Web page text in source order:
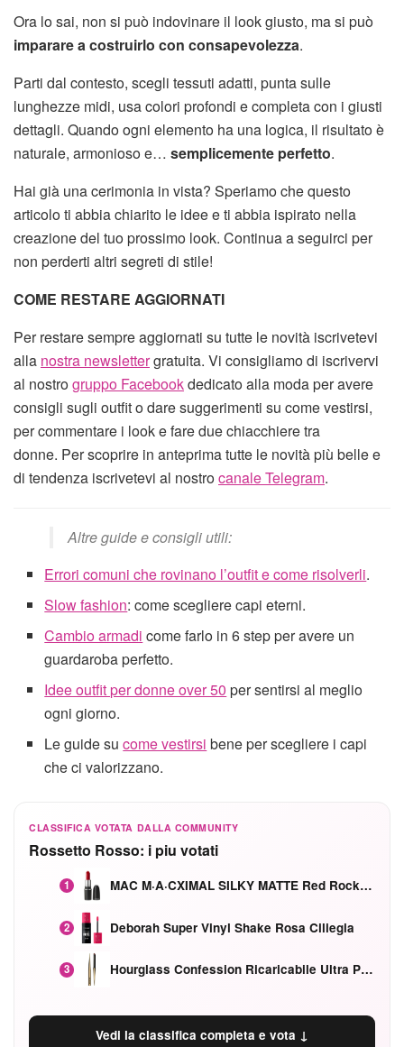
Ora lo sai, non si può indovinare il look giusto, ma si può
imparare a costruirlo con consapevolezza.
Parti dal contesto, scegli tessuti adatti, punta sulle
lunghezze midi, usa colori profondi e completa con i giusti
dettagli. Quando ogni elemento ha una logica, il risultato è
naturale, armonioso e… semplicemente perfetto.
Hai già una cerimonia in vista? Speriamo che questo
articolo ti abbia chiarito le idee e ti abbia ispirato nella
creazione del tuo prossimo look. Continua a seguirci per
non perderti altri segreti di stile!
COME RESTARE AGGIORNATI
Per restare sempre aggiornati su tutte le novità iscrivetevi
alla nostra newslettergratuita. Vi consigliamo di iscrivervi
al nostrogruppo Facebookdedicato alla moda per avere
consigli sugli outfit o dare suggerimenti su come vestirsi,
per commentare i look e fare due chiacchiere tra
donne. Per scoprire in anteprima tutte le novità più belle e
di tendenza iscrivetevi al nostrocanale Telegram.
Altre guide e consigli utili:
Errori comuni che rovinano l’outfit e come risolverli.
Slow fashion: come scegliere capi eterni.
Cambio armadi come farlo in 6 step per avere un
guardaroba perfetto.
Idee outfit per donne over 50 per sentirsi al meglio
ogni giorno.
Le guide sucome vestirsi bene per scegliere i capi
che ci valorizzano.
CLASSIFICA VOTATA DALLA COMMUNITY
Rossetto Rosso: i piu votati
1 MAC M·A·CXIMAL SILKY MATTE Red Rock mat
2 Deborah Super Vinyl Shake Rosa Ciliegia
3 Hourglass Confession Ricaricabile Ultra Preciso Ad Alta Intensità Secretly Classic Red
Vedi la classifica completa e vota ↓